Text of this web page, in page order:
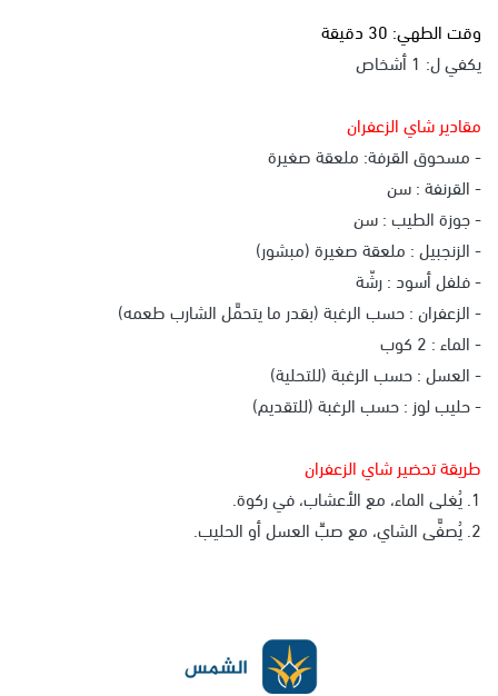
وقت الطهي: 30 دقيقة
يكفي ل: 1 أشخاص
مقادير شاي الزعفران
- مسحوق القرفة: ملعقة صغيرة
- القرنفة : سن
- جوزة الطيب : سن
- الزنجبيل : ملعقة صغيرة (مبشور)
- فلفل أسود : رشّة
- الزعفران : حسب الرغبة (بقدر ما يتحمَّل الشارب طعمه)
- الماء : 2 كوب
- العسل : حسب الرغبة (للتحلية)
- حليب لوز : حسب الرغبة (للتقديم)
طريقة تحضير شاي الزعفران
1. يُغلى الماء، مع الأعشاب، في ركوة.
2. يُصفَّى الشاي، مع صبِّ العسل أو الحليب.